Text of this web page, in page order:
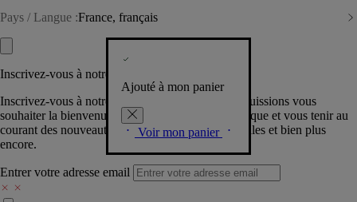
Pays / Langue :France, français
Ajouté à mon panier
Voir mon panier
Inscrivez-vous à notre Newsletter
Inscrivez-vous à notre newsletter pour que nous puissions vous
souhaiter la bienvenue dans la communauté Diptyque et vous tenir au
courant des nouveautés, événements, offres spéciales et bien plus
encore.
Entrer votre adresse email